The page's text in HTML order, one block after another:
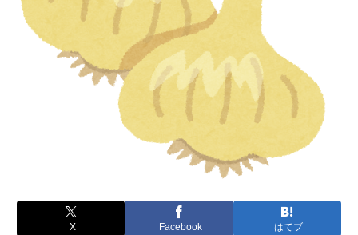
X Facebook はてブ